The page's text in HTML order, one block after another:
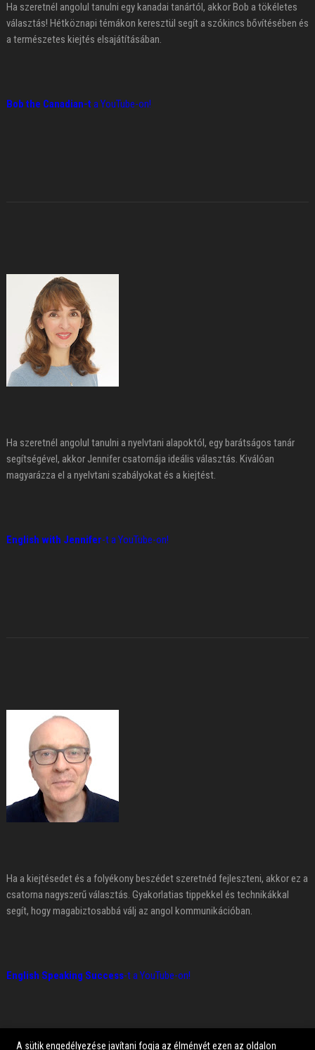
Ha szeretnél angolul tanulni egy kanadai tanártól, akkor Bob a tökéletes
választás! Hétköznapi témákon keresztül segít a szókincs bővítésében és
a természetes kiejtés elsajátításában.
Bob the Canadian-t a YouTube-on!
Ha szeretnél angolul tanulni a nyelvtani alapoktól, egy barátságos tanár
segítségével, akkor Jennifer csatornája ideális választás. Kiválóan
magyarázza el a nyelvtani szabályokat és a kiejtést.
English with Jennifer-t a YouTube-on!
Ha a kiejtésedet és a folyékony beszédet szeretnéd fejleszteni, akkor ez a
csatorna nagyszerű választás. Gyakorlatias tippekkel és technikákkal
segít, hogy magabiztosabbá válj az angol kommunikációban.
English Speaking Success-t a YouTube-on!
A sütik engedélyezése javítani fogja az élményét ezen az oldalon